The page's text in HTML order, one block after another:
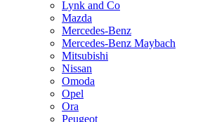
Lynk and Co
Mazda
Mercedes-Benz
Mercedes-Benz Maybach
Mitsubishi
Nissan
Omoda
Opel
Ora
Peugeot